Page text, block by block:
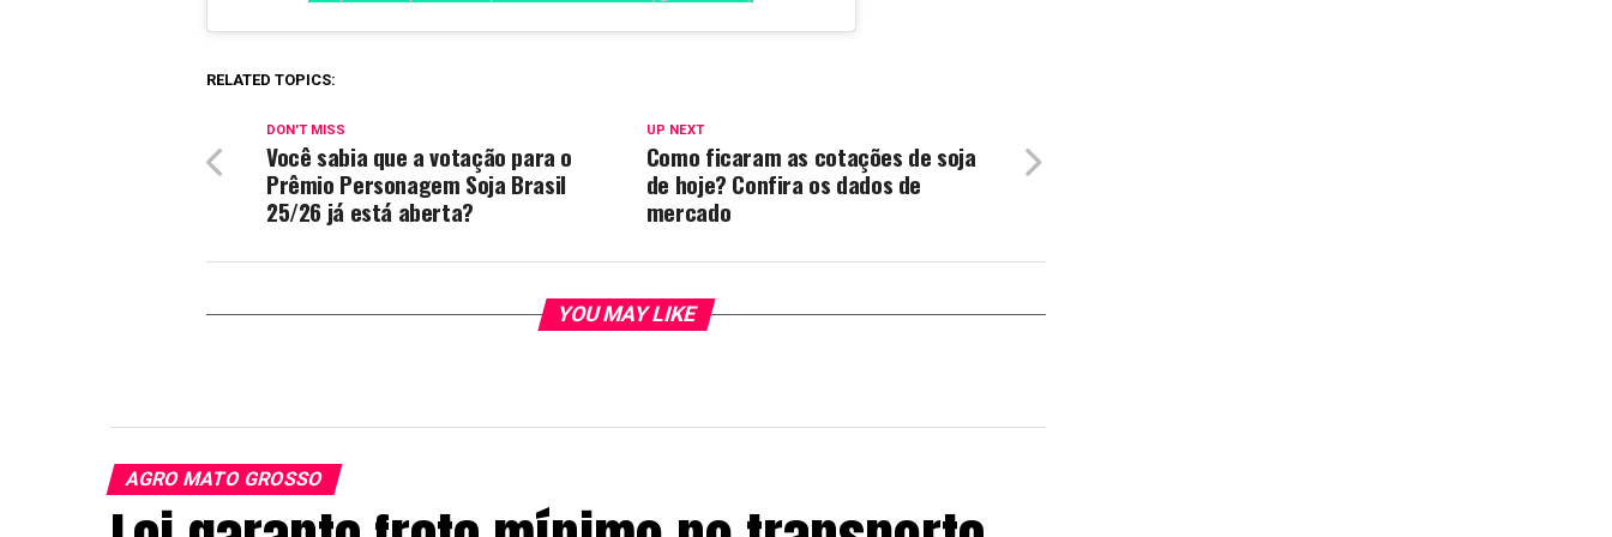
RELATED TOPICS:
UP NEXT
Como ficaram as cotações de soja
de hoje? Confira os dados de
mercado
DON'T MISS
Você sabia que a votação para o
Prêmio Personagem Soja Brasil
25/26 já está aberta?
YOU MAY LIKE
AGRO MATO GROSSO